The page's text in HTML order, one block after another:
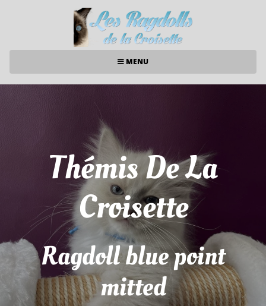
MENU
Thémis De La
Croisette
Ragdoll blue point
mitted